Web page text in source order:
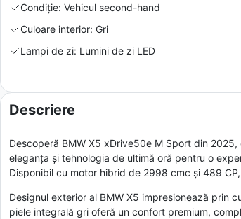
Condiție: Vehicul second-hand
Culoare interior: Gri
Lampi de zi: Lumini de zi LED
Descriere
Descoperă BMW X5 xDrive50e M Sport din
eleganța și tehnologia de ultimă oră pentru o
Disponibil cu motor hibrid de 2998 cmc și 489
Designul exterior al BMW X5 impresionează prin
piele integrală gri oferă un confort premium,